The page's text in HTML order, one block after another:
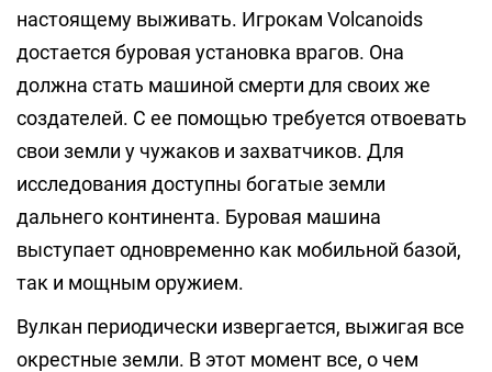
настоящему выживать. Игрокам Volcanoids
достается буровая установка врагов. Она
должна стать машиной смерти для своих же
создателей. С ее помощью требуется отвоевать
свои земли у чужаков и захватчиков. Для
исследования доступны богатые земли
дальнего континента. Буровая машина
выступает одновременно как мобильной базой,
так и мощным оружием.
Вулкан периодически извергается, выжигая все
окрестные земли. В этот момент все, о чем